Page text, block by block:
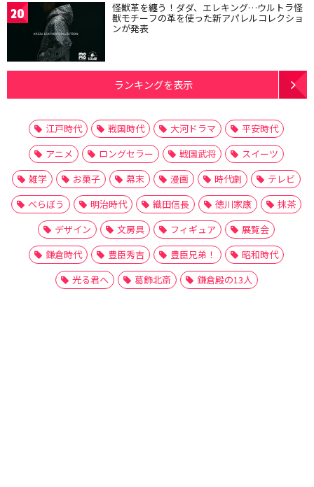
20 怪獣革を纏う！ダダ、エレキング…ウルトラ怪
獣モチーフの革を使った新アパレルコレクショ
ンが発表
ランキングを表示
江戸時代 戦国時代 大河ドラマ
平安時代
アニメ
ロングセラー 戦国武将
スイーツ
雑学
お菓子 幕末 漫画 時代劇
テレビ
べらぼう
明治時代 織田信長 徳川家康
抹茶
デザイン
文房具 フィギュア
展覧会
鎌倉時代
豊臣秀吉 豊臣兄弟！
昭和時代
光る君へ
葛飾北斎 鎌倉殿の13人